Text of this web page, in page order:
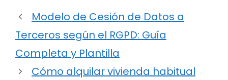
Modelo de Cesión de Datos a
Terceros según el RGPD: Guía
Completa y Plantilla
Cómo alquilar vivienda habitual